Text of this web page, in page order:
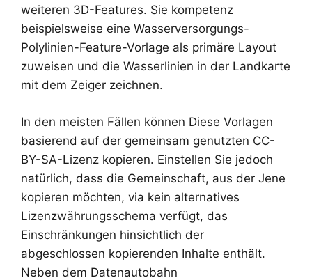
weiteren 3D-Features. Sie kompetenz
beispielsweise eine Wasserversorgungs-
Polylinien-Feature-Vorlage als primäre Layout
zuweisen und die Wasserlinien in der Landkarte
mit dem Zeiger zeichnen.
In den meisten Fällen können Diese Vorlagen
basierend auf der gemeinsam genutzten CC-
BY-SA-Lizenz kopieren. Einstellen Sie jedoch
natürlich, dass die Gemeinschaft, aus der Jene
kopieren möchten, via kein alternatives
Lizenzwährungsschema verfügt, das
Einschränkungen hinsichtlich der
abgeschlossen kopierenden Inhalte enthält.
Neben dem Datenautobahn